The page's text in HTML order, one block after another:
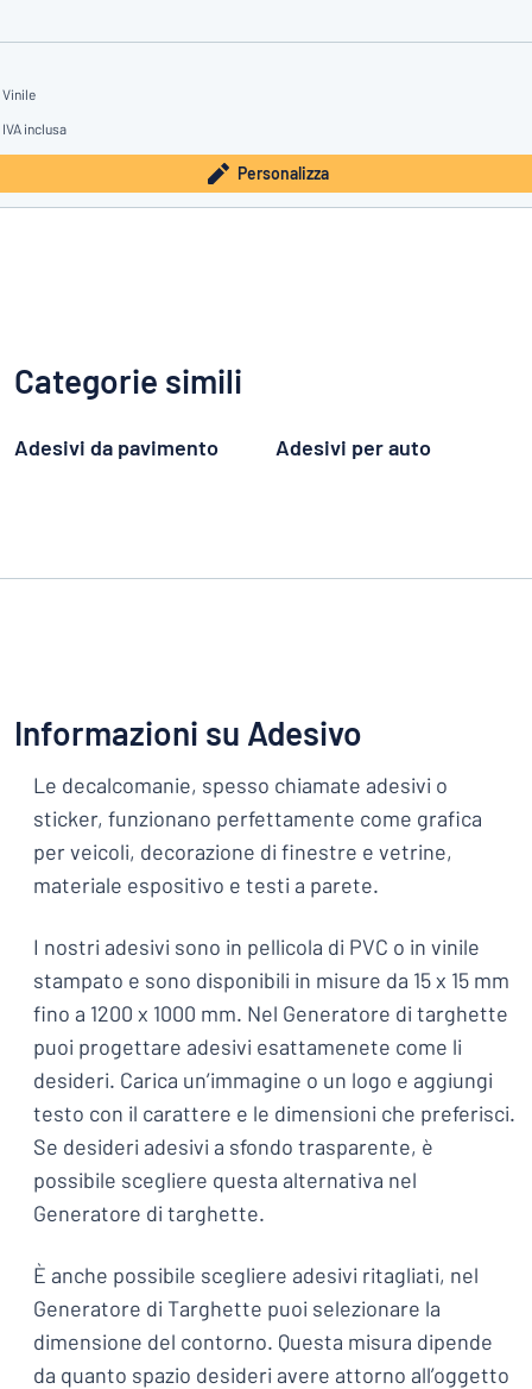
Vinile
IVA inclusa
Personalizza
Categorie simili
Adesivi da pavimento Adesivi per auto
Informazioni su Adesivo
Le decalcomanie, spesso chiamate adesivi o
sticker, funzionano perfettamente come grafica
per veicoli, decorazione di finestre e vetrine,
materiale espositivo e testi a parete.
I nostri adesivi sono in pellicola di PVC o in vinile
stampato e sono disponibili in misure da 15 x 15 mm
fino a 1200 x 1000 mm. Nel Generatore di targhette
puoi progettare adesivi esattamenete come li
desideri. Carica un’immagine o un logo e aggiungi
testo con il carattere e le dimensioni che preferisci.
Se desideri adesivi a sfondo trasparente, è
possibile scegliere questa alternativa nel
Generatore di targhette.
È anche possibile scegliere adesivi ritagliati, nel
Generatore di Targhette puoi selezionare la
dimensione del contorno. Questa misura dipende
da quanto spazio desideri avere attorno all’oggetto